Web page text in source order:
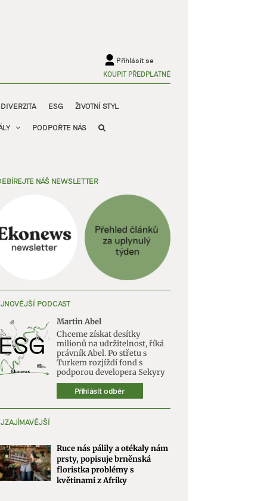
Přihlásit se
KOUPIT PŘEDPLATNÉ
ESG ŽIVOTNÍ STYL
PODPOŘTE NÁS
NÁŠ NEWSLETTER
PODCAST
Martin Abel
Chceme získat desítky
milionů na udržitelnost, říká
právník Abel. Po střetu s
Turkem rozjíždí fond s
podporou developera Sekyry
Přihlásit odběr
Ruce nás pálily a otékaly nám
prsty, popisuje brněnská
floristka problémy s
květinami z Afriky